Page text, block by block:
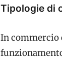
Tipologie di
In commercio